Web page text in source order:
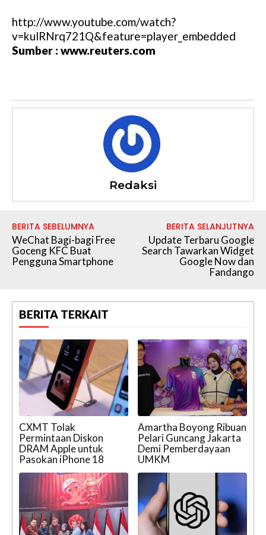
http://www.youtube.com/watch?
v=kulRNrq721Q&feature=player_embedded
Sumber : www.reuters.com
Redaksi
BERITA SEBELUMNYA
WeChat Bagi-bagi Free
Goceng KFC Buat
Pengguna Smartphone
BERITA SELANJUTNYA
Update Terbaru Google
Search Tawarkan Widget
Google Now dan
Fandango
BERITA TERKAIT
CXMT Tolak
Permintaan Diskon
DRAM Apple untuk
Pasokan iPhone 18
Amartha Boyong Ribuan
Pelari Guncang Jakarta
Demi Pemberdayaan
UMKM